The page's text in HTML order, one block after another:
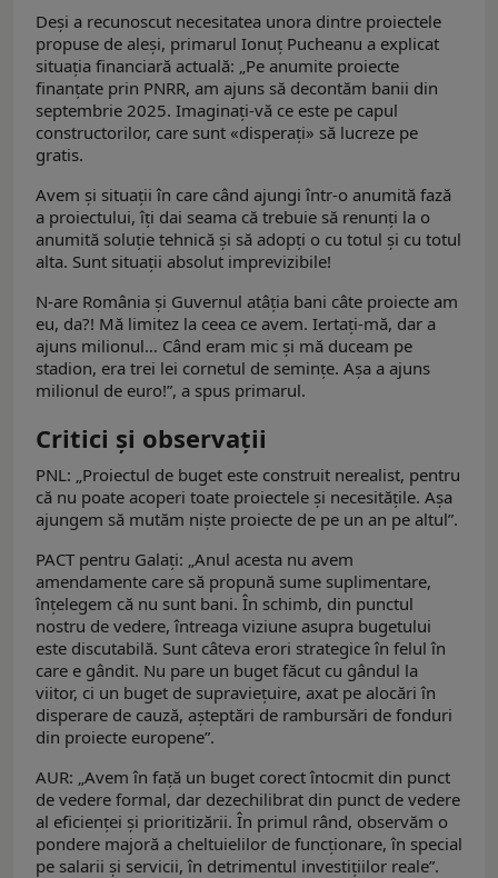
Deşi a recunoscut necesitatea unora dintre proiectele
propuse de aleşi, primarul Ionuţ Pucheanu a explicat
situaţia financiară actuală: „Pe anumite proiecte
finanţate prin PNRR, am ajuns să decontăm banii din
septembrie 2025. Imaginați-vă ce este pe capul
constructorilor, care sunt «disperați» să lucreze pe
gratis.
Avem și situații în care când ajungi într-o anumită fază
a proiectului, îți dai seama că trebuie să renunți la o
anumită soluție tehnică şi să adopți o cu totul și cu totul
alta. Sunt situații absolut imprevizibile!
N-are România şi Guvernul atâția bani câte proiecte am
eu, da?! Mă limitez la ceea ce avem. Iertați-mă, dar a
ajuns milionul… Când eram mic şi mă duceam pe
stadion, era trei lei cornetul de seminţe. Așa a ajuns
milionul de euro!”, a spus primarul.
Critici şi observaţii
PNL: „Proiectul de buget este construit nerealist, pentru
că nu poate acoperi toate proiectele şi necesităţile. Aşa
ajungem să mutăm niște proiecte de pe un an pe altul”.
PACT pentru Galaţi: „Anul acesta nu avem
amendamente care să propună sume suplimentare,
înţelegem că nu sunt bani. În schimb, din punctul
nostru de vedere, întreaga viziune asupra bugetului
este discutabilă. Sunt câteva erori strategice în felul în
care e gândit. Nu pare un buget făcut cu gândul la
viitor, ci un buget de supravieţuire, axat pe alocări în
disperare de cauză, aşteptări de rambursări de fonduri
din proiecte europene”.
AUR: „Avem în față un buget corect întocmit din punct
de vedere formal, dar dezechilibrat din punct de vedere
al eficienței și prioritizării. În primul rând, observăm o
pondere majoră a cheltuielilor de funcționare, în special
pe salarii și servicii, în detrimentul investițiilor reale”.